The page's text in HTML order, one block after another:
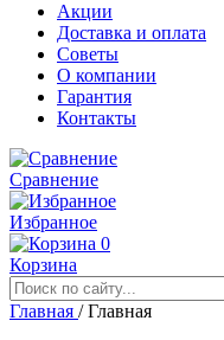
Акции
Доставка и оплата
Советы
О компании
Гарантия
Контакты
Сравнение
Избранное
0
Корзина
Главная / Главная